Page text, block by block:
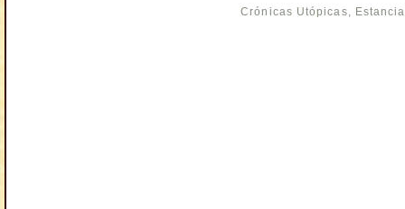
Crónicas Utópicas,